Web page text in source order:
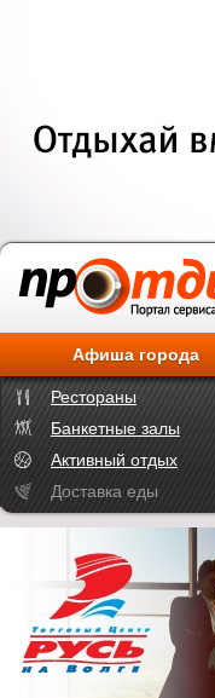
Афиша города
Рестораны
Банкетные залы
Активный отдых
Доставка еды